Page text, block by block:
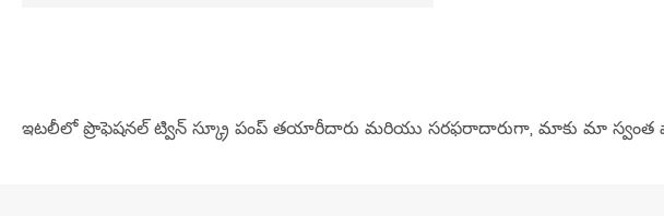
ఇటలీలో ప్రొఫెషనల్ ట్విన్ స్క్రూ పంప్ తయారీదారు మరియు సరఫరాదారుగా, మాకు మా స్వంత